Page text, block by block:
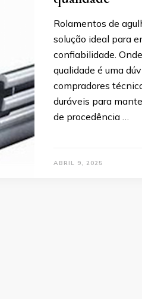
Rolamentos de
solução ideal para
confiabilidade.
qualidade é uma
compradores
duráveis para
de procedência …
ABRIL 9, 2025